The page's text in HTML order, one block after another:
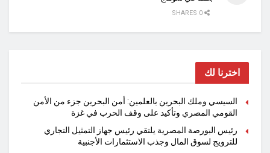
اخترنا لك
السيسي وملك البحرين بالعلمين: أمن البحرين جزء من الأمن
القومي المصري وتأكيد على وقف الحرب في غزة
رئيس البورصة المصرية يلتقي رئيس جهاز التمثيل التجاري
للترويج لسوق المال وجذب الاستثمارات الأجنبية